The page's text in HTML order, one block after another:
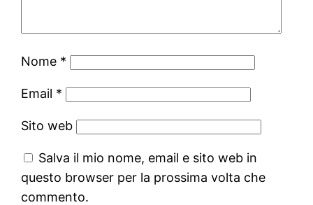
Nome *
Email *
Sito web
Salva il mio nome, email e sito web in
questo browser per la prossima volta che
commento.